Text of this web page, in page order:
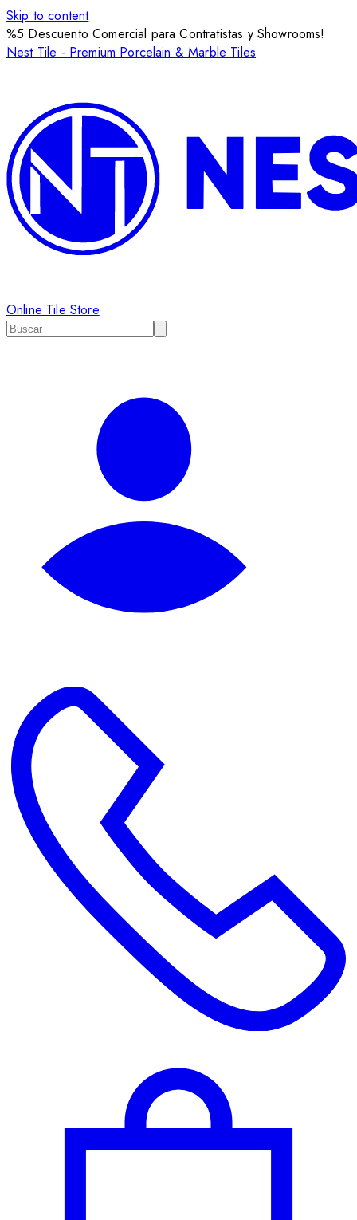
Skip to content
%5 Descuento Comercial para Contratistas y Showrooms!
Nest Tile - Premium Porcelain & Marble Tiles
Online Tile Store